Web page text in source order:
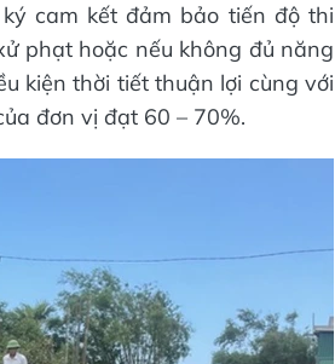
cam kết đảm bảo tiến độ thi
phạt hoặc nếu không đủ năng
kiện thời tiết thuận lợi cùng với
đơn vị đạt 60 – 70%.